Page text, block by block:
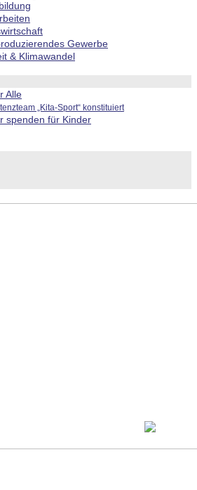
Gewerbe
& Klimawandel
Alle
„Kita-Sport“ konstituiert
spenden für Kinder